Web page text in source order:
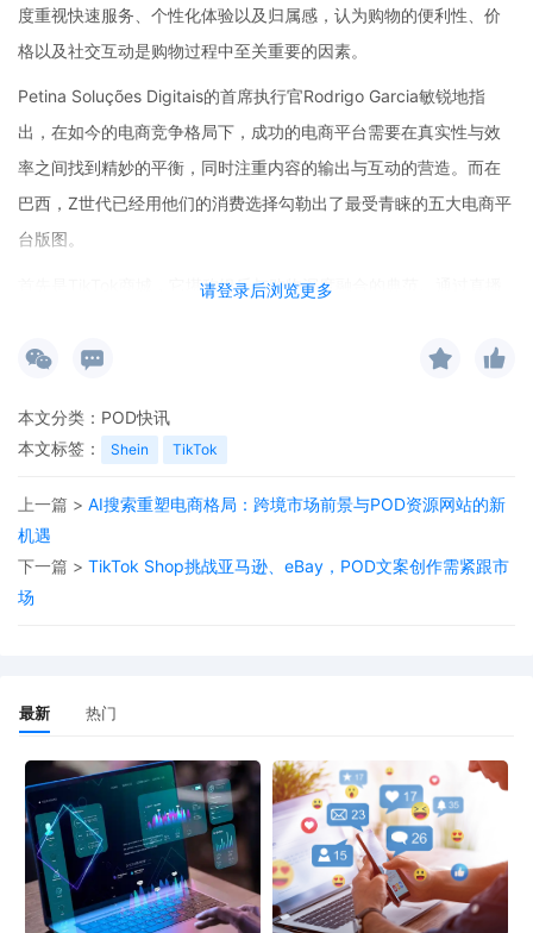
请登录后浏览更多
度重视快速服务、个性化体验以及归属感，认为购物的便利性、价
格以及社交互动是购物过程中至关重要的因素。
Petina Soluções Digitais的首席执行官Rodrigo Garcia敏锐地指
出，在如今的电商竞争格局下，成功的电商平台需要在真实性与效
率之间找到精妙的平衡，同时注重内容的输出与互动的营造。而在
巴西，Z世代已经用他们的消费选择勾勒出了最受青睐的五大电商平
台版图。
首先是TikTok商城，它堪称娱乐与购物深度融合的典范。通过直播
当巴西的Z世代年轻人在刷着有趣的短视频时，看到喜欢的网红展示
体验无疑正中他们下怀。
的优惠券、充满趣味的游戏化体验以及强大的社交互动功能，让购
物不再是单纯的交易行为，而是一场充满乐趣和惊喜的社交活动。
对于追求个性化和社交体验的Z世代来说，Shopee就像是一个充满
最快的速度将新品推向市场。不过，其可持续性问题也逐渐受到关
注。随着Z世代对环保和可持续发展意识的不断提高，SHEIN未来可
能需要在这方面做出更多的努力和改变。
Mercado Livre凭借快速物流、本地卖家优势和良好的可信赖度，在
巴西年轻人心中占据了重要的地位。对于注重购物便利性和可靠性
的Z世代来说，能够快速收到心仪的商品，并且与本地卖家进行沟通
本文分类： POD快讯
本文标签：
Shein TikTok
上一篇 > AI搜索重塑电商格局：跨境市场前景与POD资源网站的新
机遇
下一篇 > TikTok Shop挑战亚马逊、eBay，POD文案创作需紧跟市
场
最新 热门